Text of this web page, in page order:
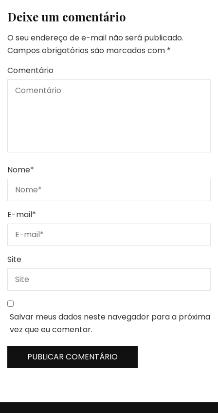
Deixe um comentário
O seu endereço de e-mail não será publicado.
Campos obrigatórios são marcados com *
Comentário
Nome*
E-mail*
Site
Salvar meus dados neste navegador para a próxima
vez que eu comentar.